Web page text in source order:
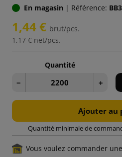
En magasin | Référence:
1,44 € brut/pcs.
1,17 € net/pcs.
Quantité
− +
Ajouter au
Quantité minimale de
Vous voulez commander